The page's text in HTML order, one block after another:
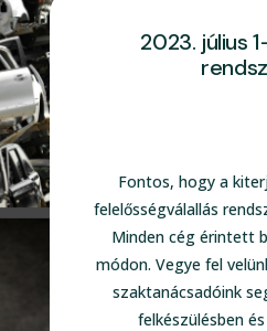
2023. július
Fontos, hogy a
felelősségválallás
Minden cég érintett
módon. Vegye fel
szaktanácsadóink
felkészülésben